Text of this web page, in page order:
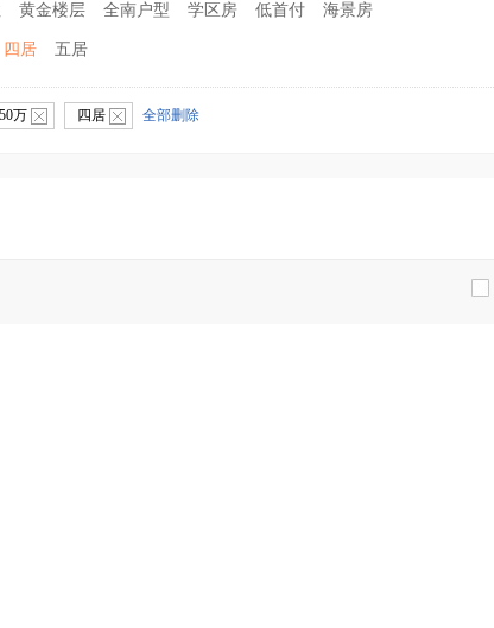
黄金楼层 全南户型 学区房 低首付 海景房
四居 五居
万 四居 全部删除